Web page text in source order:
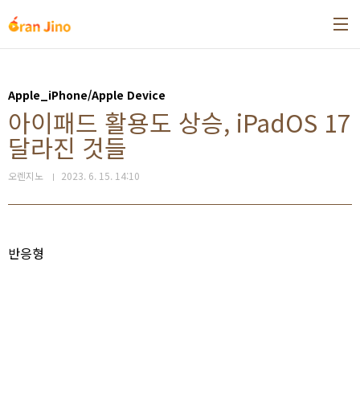
Apple_iPhone/Apple Device
아이패드 활용도 상승, iPadOS 17
달라진 것들
오렌지노 2023. 6. 15. 14:10
반응형